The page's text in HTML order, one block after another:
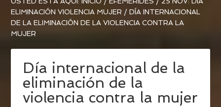
ELIMINACIÓN VIOLENCIA MUJER / DÍA INTERNACIONAL
DE LA ELIMINACIÓN DE LA VIOLENCIA CONTRA LA
MUJER
Día internacional de la
eliminación de la
violencia contra la mujer